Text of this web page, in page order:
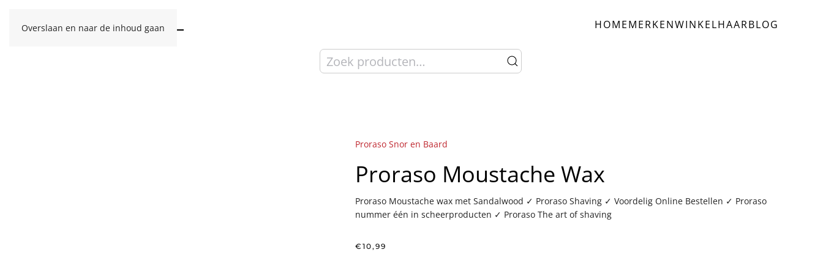
Overslaan en naar de inhoud gaan HOMEMERKENWINKELHAARBLOG
Zoeken
naar:
Proraso Snor en Baard
Proraso Moustache Wax
Proraso Moustache wax met Sandalwood ✓ Proraso Shaving ✓ Voordelig Online Bestellen ✓ Proraso
nummer één in scheerproducten ✓ Proraso The art of shaving
€ 10,99